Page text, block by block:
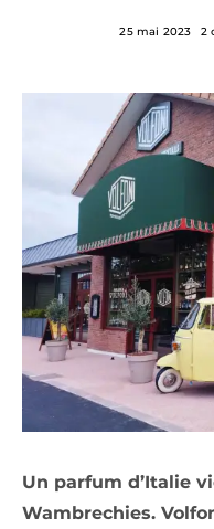
25 mai 2023 2
Un parfum d’Italie
Wambrechies.